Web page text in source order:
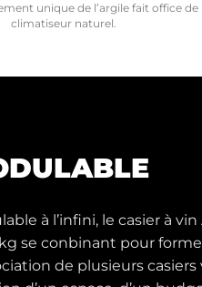
unique de l’argile fait office de
climatiseur naturel.
à l’infini, le casier à
se conbinant pour
de plusieurs